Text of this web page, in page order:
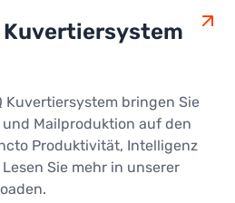
Kuvertiersystem
Kuvertiersystem bringen Sie
Mailproduktion auf den
Produktivität, Intelligenz
Sie mehr in unserer